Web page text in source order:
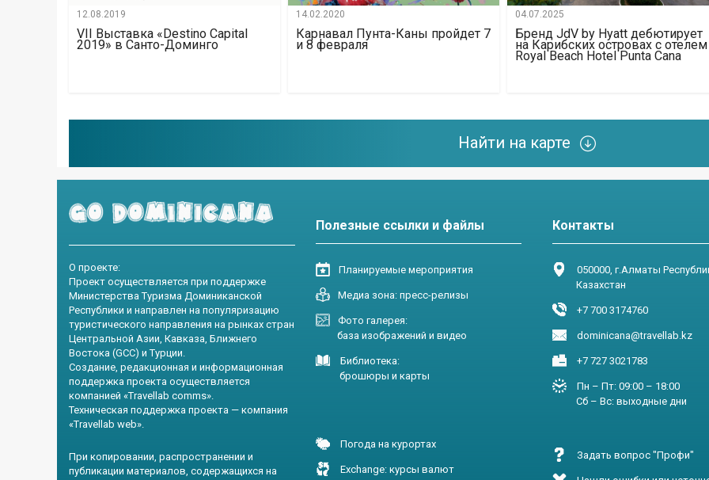
12.08.2019
VII Выставка «Destino Capital
2019» в Санто-Доминго
14.02.2020
Карнавал Пунта-Каны пройдет 7
и 8 февраля
04.07.2025
Бренд JdV by Hyatt дебютирует
на Карибских островах с отелем
Royal Beach Hotel Punta Cana
Найти на карте
О проекте:
Проект осуществляется при поддержке
Министерства Туризма Доминиканской
Республики и направлен на популяризацию
туристического направления на рынках стран
Центральной Азии, Кавказа, Ближнего
Востока (GCC) и Турции.
Создание, редакционная и информационная
поддержка проекта осуществляется
компанией «Travellab comms».
Техническая поддержка проекта — компания
«Travellab web».
При копировании, распространении и
публикации материалов, содержащихся на
Полезные ссылки и файлы
Планируемые мероприятия
Медиа зона: пресс-релизы
Фото галерея:
база изображений и видео
Библиотека:
брошюры и карты
Погода на курортах
Exchange: курсы валют
Контакты
050000, г.Алматы
Казахстан
+7 700 3174760
dominicana@travellab.kz
+7 727 3021783
Пн – Пт: 09:00 – 18:00
Сб – Вс: выходные дни
Задать вопрос "Профи"